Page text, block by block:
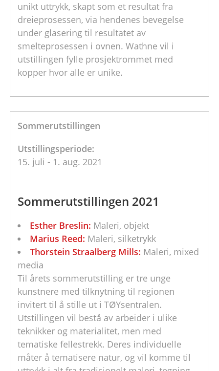
unikt uttrykk, skapt som et resultat fra
dreieprosessen, via hendenes bevegelse
under glasering til resultatet av
smelteprosessen i ovnen. Wathne vil i
utstillingen fylle prosjektrommet med
kopper hvor alle er unike.
Sommerutstillingen
Utstillingsperiode:
15. juli - 1. aug. 2021
Sommerutstillingen 2021
Esther Breslin: Maleri, objekt
Marius Reed: Maleri, silketrykk
Thorstein Straalberg Mills: Maleri, mixed
media
Til årets sommerutstilling er tre unge
kunstnere med tilknytning til regionen
invitert til å stille ut i TØYsentralen.
Utstillingen vil bestå av arbeider i ulike
teknikker og materialitet, men med
tematiske fellestrekk. Deres individuelle
måter å tematisere natur, og vil komme til